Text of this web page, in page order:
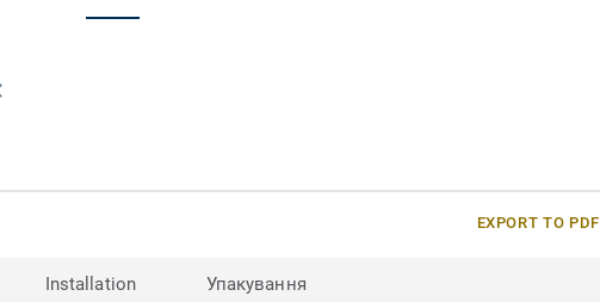
EXPORT TO PDF
Installation Упакування